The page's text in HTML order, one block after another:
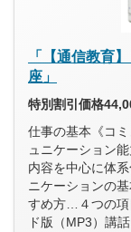
「【通信教育
座」
特別割引価格
仕事の基本《コ
ュニケーション
内容を中心に体
ニケーションの
すめ方…４つの項
ド版（MP3）講